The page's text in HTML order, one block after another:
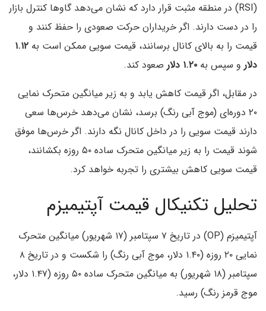
(RSI) در منطقه مثبت قرار دارد که نشان می‌دهد گاوها کنترل بازار
را در دست دارند. اگر خریداران حرکت صعودی را حفظ کنند و
قیمت را به بالای کانال برسانند، قیمت سویی ممکن است به ۱.۱۲
دلار و سپس به
صعود کند.
در مقابل، اگر قیمت کاهش یابد و به زیر میانگین متحرک نمایی
۲۰ دوره‌ای (موج آبی رنگ) برسد، نشان می‌دهد خرس‌ها سعی
دارند قیمت سویی را در داخل کانال نگه دارند. اگر خرس‌ها موفق
شوند قیمت را به زیر میانگین متحرک ساده ۵۰ روزه بکشانند،
قیمت سویی کاهش بیشتری را تجربه خواهد کرد.
تحلیل تکنیکال قیمت آپتیمیزم
آپتیمیزم (OP) در تاریخ ۷ سپتامبر (۱۷ شهریور) میانگین متحرک
نمایی ۲۰ روزه (۱.۴۰ دلار، موج آبی رنگ) را شکست و در تاریخ ۸
سپتامبر (۱۸ شهریور) به میانگین متحرک ساده ۵۰ روزه (۱.۴۷ دلار،
موج قرمز رنگ) رسید.